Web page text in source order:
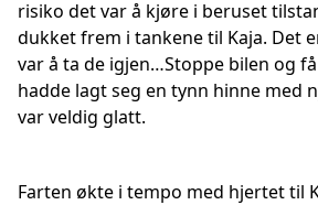
risiko det var å kjøre i beruset
dukket frem i tankene til Kaja. Det
var å ta de igjen…Stoppe bilen og
hadde lagt seg en tynn hinne med
var veldig glatt.
Farten økte i tempo med hjertet til